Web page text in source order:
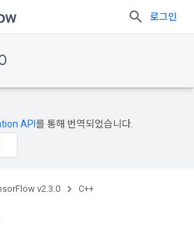
로그인
API 를 통해 번역되었습니다.
v2.3.0 C++